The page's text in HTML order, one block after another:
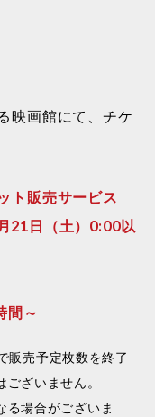
映画館にて、チケ
ト販売サービス
21日（土）0:00以
間～
販売予定枚数を終了
ざいません。
場合がございま